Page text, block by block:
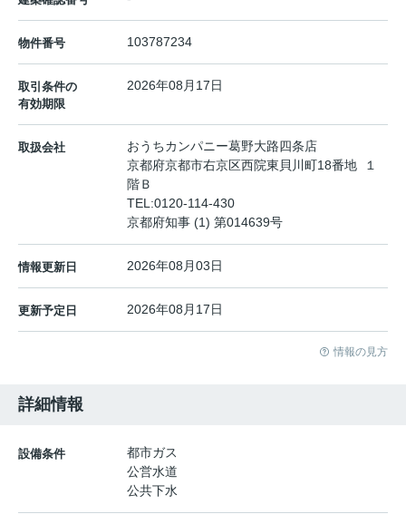
物件番号 103787234
取引条件の
有効期限
2026年08月17日
取扱会社
おうちカンパニー葛野大路四条店
京都府京都市右京区西院東貝川町18番地 １
階Ｂ
TEL:0120-114-430
京都府知事 (1) 第014639号
情報更新日 2026年08月03日
更新予定日 2026年08月17日
情報の見方
詳細情報
設備条件
都市ガス
公営水道
公共下水